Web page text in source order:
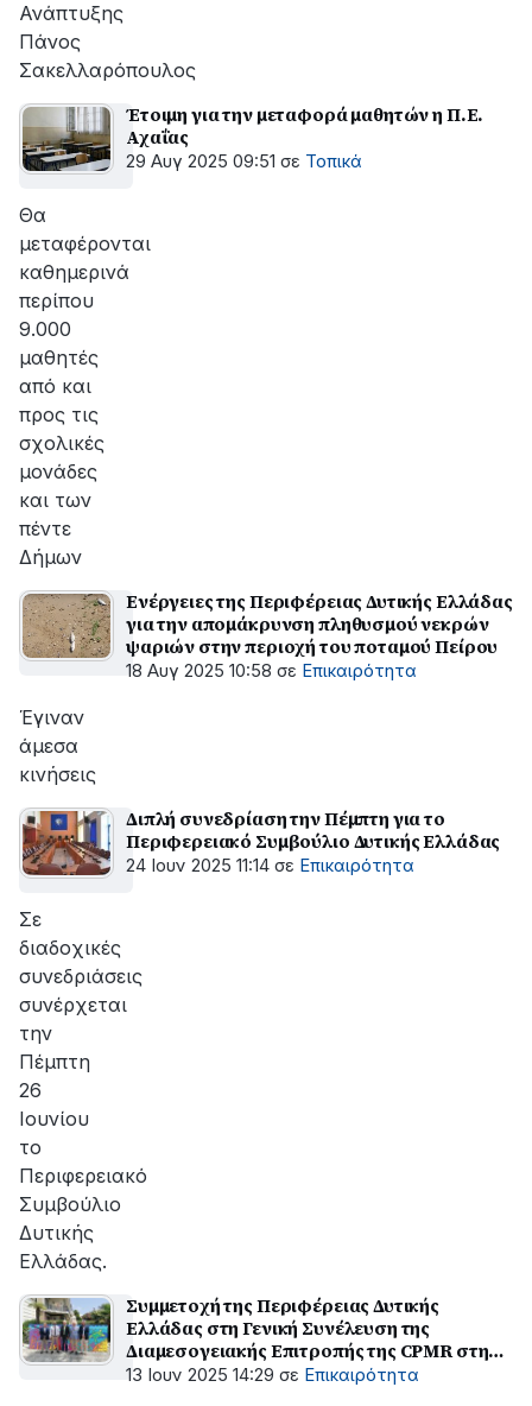
Ανάπτυξης
Πάνος
Σακελλαρόπουλος
Έτοιμη για την μεταφορά μαθητών η Π.Ε.
Αχαΐας
29 Αυγ 2025 09:51 σε Τοπικά
Θα
μεταφέρονται
καθημερινά
περίπου
9.000
μαθητές
από και
προς τις
σχολικές
μονάδες
και των
πέντε
Δήμων
Ενέργειες της Περιφέρειας Δυτικής Ελλάδας
για την απομάκρυνση πληθυσμού νεκρών
ψαριών στην περιοχή του ποταμού Πείρου
18 Αυγ 2025 10:58 σε Επικαιρότητα
Έγιναν
άμεσα
κινήσεις
Διπλή συνεδρίαση την Πέμπτη για το
Περιφερειακό Συμβούλιο Δυτικής Ελλάδας
24 Ιουν 2025 11:14 σε Επικαιρότητα
Σε
διαδοχικές
συνεδριάσεις
συνέρχεται
την
Πέμπτη
26
Ιουνίου
το
Περιφερειακό
Συμβούλιο
Δυτικής
Ελλάδας.
Συμμετοχή της Περιφέρειας Δυτικής
Ελλάδας στη Γενική Συνέλευση της
Διαμεσογειακής Επιτροπής της CPMR στη
Νίκαια της Γαλλίας
13 Ιουν 2025 14:29 σε Επικαιρότητα